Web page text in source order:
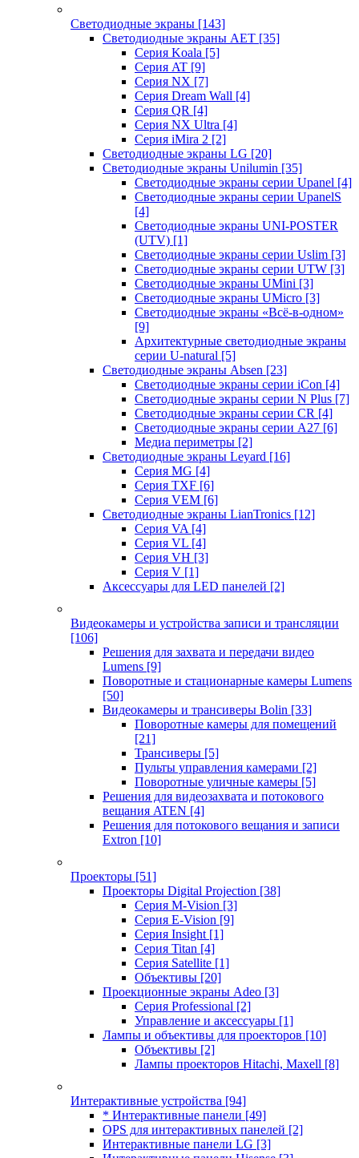
Светодиодные экраны [143]
Светодиодные экраны AET [35]
Cерия Koala [5]
Серия AT [9]
Серия NX [7]
Серия Dream Wall [4]
Серия QR [4]
Серия NX Ultra [4]
Серия iMira 2 [2]
Светодиодные экраны LG [20]
Светодиодные экраны Unilumin [35]
Светодиодные экраны серии Upanel [4]
Светодиодные экраны серии UpanelS
[4]
Светодиодные экраны UNI-POSTER
(UTV) [1]
Светодиодные экраны серии Uslim [3]
Светодиодные экраны серии UTW [3]
Светодиодные экраны UMini [3]
Светодиодные экраны UMicro [3]
Светодиодные экраны «Всё-в-одном»
[9]
Архитектурные светодиодные экраны
серии U-natural [5]
Светодиодные экраны Absen [23]
Светодиодные экраны серии iCon [4]
Светодиодные экраны серии N Plus [7]
Светодиодные экраны серии CR [4]
Светодиодные экраны серии А27 [6]
Медиа периметры [2]
Светодиодные экраны Leyard [16]
Серия MG [4]
Серия TXF [6]
Серия VEM [6]
Светодиодные экраны LianTronics [12]
Серия VA [4]
Серия VL [4]
Серия VH [3]
Серия V [1]
Аксессуары для LED панелей [2]
Видеокамеры и устройства записи и трансляции
[106]
Решения для захвата и передачи видео
Lumens [9]
Поворотные и стационарные камеры Lumens
[50]
Видеокамеры и трансиверы Bolin [33]
Поворотные камеры для помещений
[21]
Трансиверы [5]
Пульты управления камерами [2]
Поворотные уличные камеры [5]
Решения для видеозахвата и потокового
вещания ATEN [4]
Решения для потокового вещания и записи
Extron [10]
Проекторы [51]
Проекторы Digital Projection [38]
Серия M-Vision [3]
Серия E-Vision [9]
Серия Insight [1]
Серия Titan [4]
Серия Satellite [1]
Объективы [20]
Проекционные экраны Adeo [3]
Серия Professional [2]
Управление и аксессуары [1]
Лампы и объективы для проекторов [10]
Объективы [2]
Лампы проекторов Hitachi, Maxell [8]
Интерактивные устройства [94]
* Интерактивные панели [49]
OPS для интерактивных панелей [2]
Интерактивные панели LG [3]